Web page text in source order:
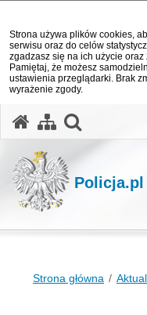
Strona używa plików cookies,
serwisu oraz do celów
zgadzasz się na ich użycie
Pamiętaj, że możesz
ustawienia przeglądarki. Brak
wyrażenie zgody.
Policja.pl
Strona główna